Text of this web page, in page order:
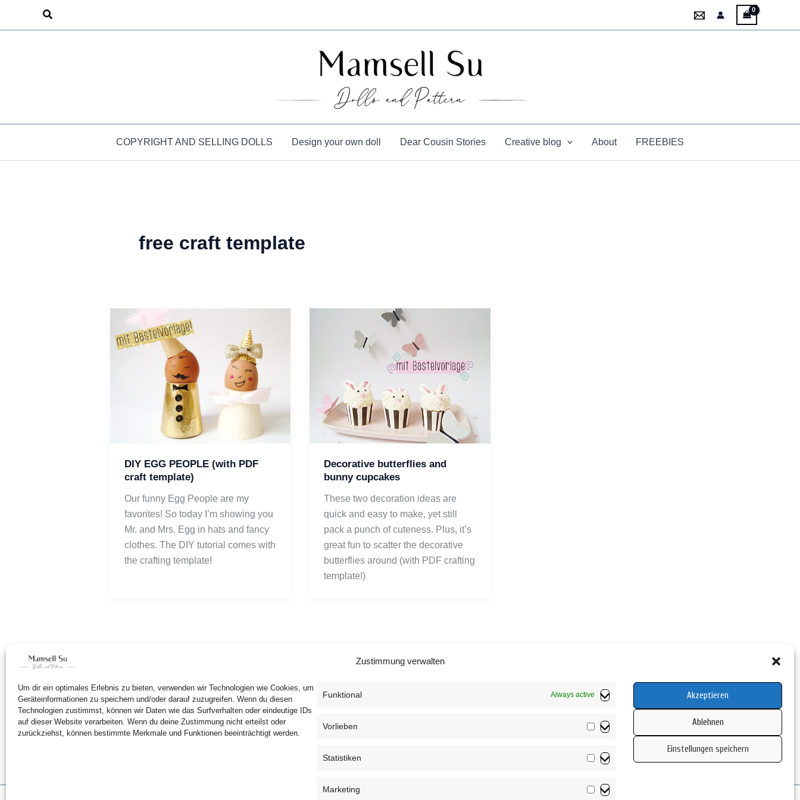
Zustimmung verwalten
Um dir ein optimales Erlebnis zu bieten, verwenden wir Technologien wie Cookies, um
Geräteinformationen zu speichern und/oder darauf zuzugreifen. Wenn du diesen
Technologien zustimmst, können wir Daten wie das Surfverhalten oder eindeutige IDs
auf dieser Website verarbeiten. Wenn du deine Zustimmung nicht erteilst oder
zurückziehst, können bestimmte Merkmale und Funktionen beeinträchtigt werden.
Funktional Always active
Vorlieben
Vorlieben
Statistiken
Statistiken
Marketing
Marketing
Akzeptieren
Ablehnen
Einstellungen speichern
Search
COPYRIGHT AND SELLING DOLLS Design your own doll Dear Cousin Stories Creative blog About FREEBIES
free craft template
DIY EGG PEOPLE (with PDF
craft template)
Our funny Egg People are my
favorites! So today I’m showing you
Mr. and Mrs. Egg in hats and fancy
clothes. The DIY tutorial comes with
the crafting template!
Decorative butterflies and
bunny cupcakes
These two decoration ideas are
quick and easy to make, yet still
pack a punch of cuteness. Plus, it’s
great fun to scatter the decorative
butterflies around (with PDF crafting
template!)